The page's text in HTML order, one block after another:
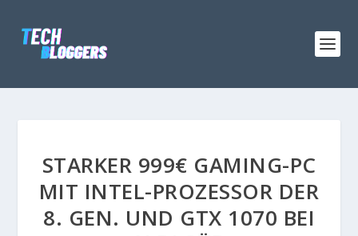
STARKER 999€ GAMING-PC
MIT INTEL-PROZESSOR DER
8. GEN. UND GTX 1070 BEI